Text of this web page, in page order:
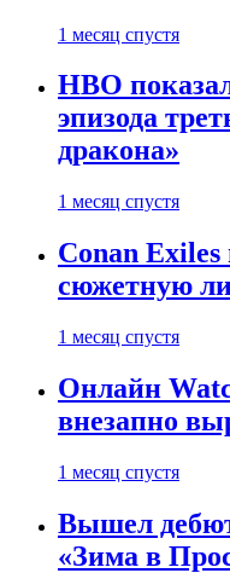
1 месяц спустя
HBO
эпизода
дракона»
1 месяц спустя
Conan
сюжетную
1 месяц спустя
Онлайн
внезапно
1 месяц спустя
Вышел
«Зима в